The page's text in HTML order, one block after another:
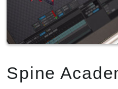
Spine